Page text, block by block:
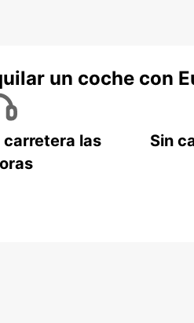
un coche con
las
Sin